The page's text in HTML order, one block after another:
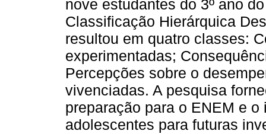
nove estudantes do 3º ano
Classificação Hierárquica
resultou em quatro classes:
experimentadas;
Percepções sobre o
vivenciadas. A pesquisa
preparação para o ENEM e
adolescentes para futuras